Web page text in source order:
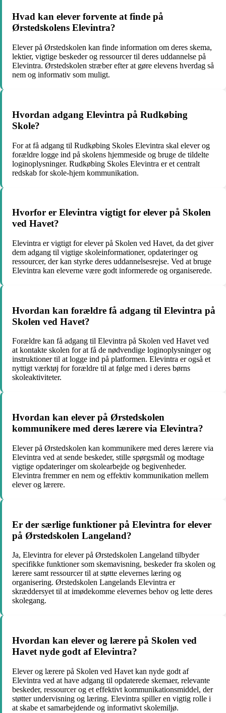
Hvad kan elever forvente at finde på
Ørstedskolens Elevintra?
Elever på Ørstedskolen kan finde information om deres skema,
lektier, vigtige beskeder og ressourcer til deres uddannelse på
Elevintra. Ørstedskolen stræber efter at gøre elevens hverdag så
nem og informativ som muligt.
Hvordan adgang Elevintra på Rudkøbing
Skole?
For at få adgang til Rudkøbing Skoles Elevintra skal elever og
forældre logge ind på skolens hjemmeside og bruge de tildelte
loginoplysninger. Rudkøbing Skoles Elevintra er et centralt
redskab for skole-hjem kommunikation.
Hvorfor er Elevintra vigtigt for elever på Skolen
ved Havet?
Elevintra er vigtigt for elever på Skolen ved Havet, da det giver
dem adgang til vigtige skoleinformationer, opdateringer og
ressourcer, der kan styrke deres uddannelsesrejse. Ved at bruge
Elevintra kan eleverne være godt informerede og organiserede.
Hvordan kan forældre få adgang til Elevintra på
Skolen ved Havet?
Forældre kan få adgang til Elevintra på Skolen ved Havet ved
at kontakte skolen for at få de nødvendige loginoplysninger og
instruktioner til at logge ind på platformen. Elevintra er også et
nyttigt værktøj for forældre til at følge med i deres børns
skoleaktiviteter.
Hvordan kan elever på Ørstedskolen
kommunikere med deres lærere via Elevintra?
Elever på Ørstedskolen kan kommunikere med deres lærere via
Elevintra ved at sende beskeder, stille spørgsmål og modtage
vigtige opdateringer om skolearbejde og begivenheder.
Elevintra fremmer en nem og effektiv kommunikation mellem
elever og lærere.
Er der særlige funktioner på Elevintra for elever
på Ørstedskolen Langeland?
Ja, Elevintra for elever på Ørstedskolen Langeland tilbyder
specifikke funktioner som skemavisning, beskeder fra skolen og
lærere samt ressourcer til at støtte elevernes læring og
organisering. Ørstedskolen Langelands Elevintra er
skræddersyet til at imødekomme elevernes behov og lette deres
skolegang.
Hvordan kan elever og lærere på Skolen ved
Havet nyde godt af Elevintra?
Elever og lærere på Skolen ved Havet kan nyde godt af
Elevintra ved at have adgang til opdaterede skemaer, relevante
beskeder, ressourcer og et effektivt kommunikationsmiddel, der
støtter undervisning og læring. Elevintra spiller en vigtig rolle i
at skabe et samarbejdende og informativt skolemiljø.